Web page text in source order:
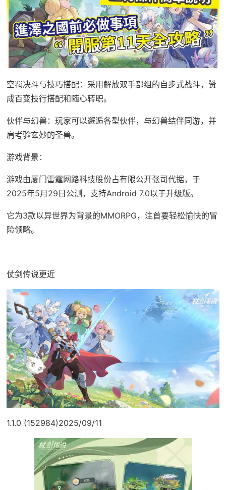
空羁决斗与技巧搭配：采用解放双手部组的自步式战斗，赞
成百变技行搭配和随心转职。
伙伴与幻兽：玩家可以邂逅各型伙伴，与幻兽结伴同游，并
肩考验玄妙的圣兽。
游戏背景：
游戏由厦门雷霆网路科技股份占有限公开张司代据，于
2025年5月29日公测，支持Android 7.0以于升级版。
它为3款以异世界为背景的MMORPG，注首要轻松愉快的冒
险领略。
仗剑传说更近
1.1.0 (152984)2025/09/11